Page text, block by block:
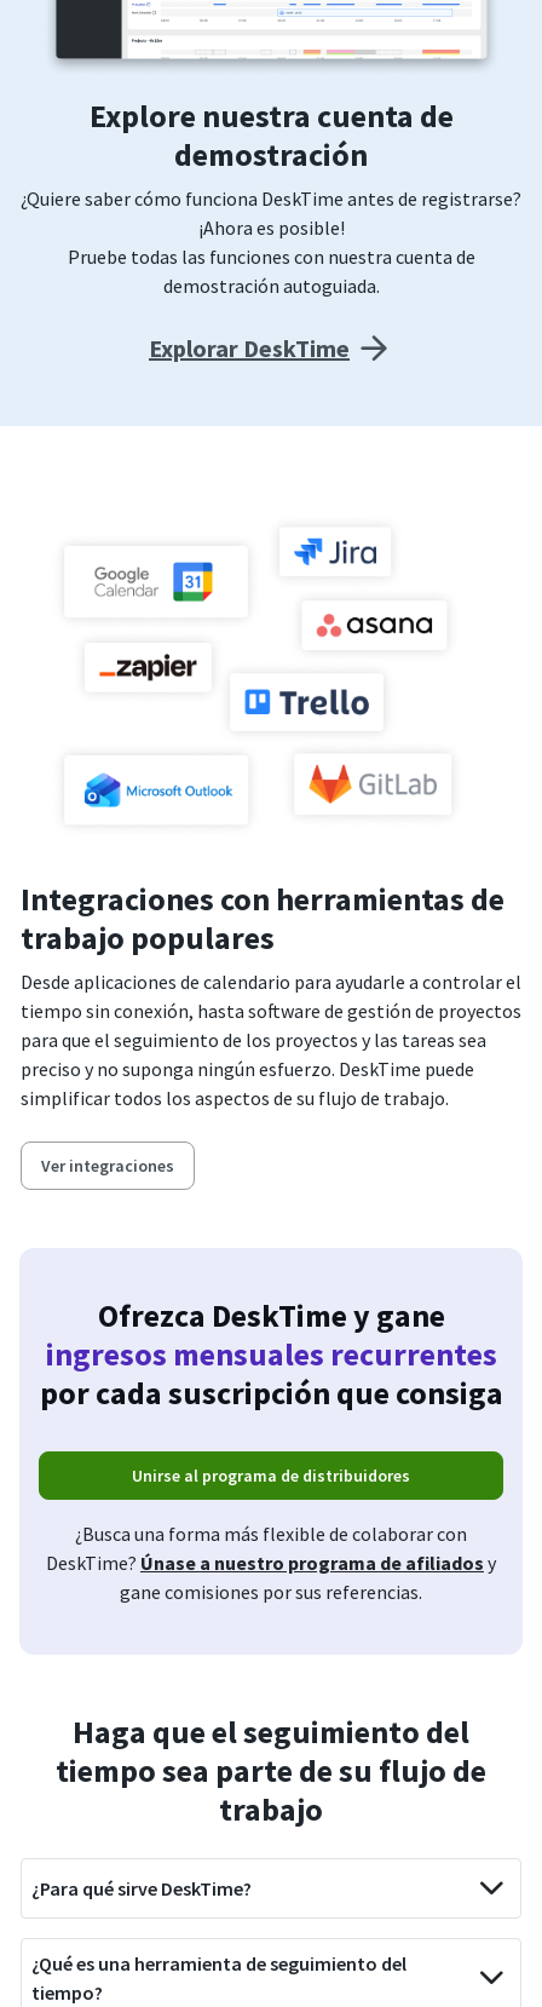
Explore nuestra cuenta de
demostración
¿Quiere saber cómo funciona DeskTime antes de registrarse?
¡Ahora es posible!
Pruebe todas las funciones con nuestra cuenta de
demostración autoguiada.
Explorar DeskTime
Integraciones con herramientas de
trabajo populares
Desde aplicaciones de calendario para ayudarle a controlar el
tiempo sin conexión, hasta software de gestión de proyectos
para que el seguimiento de los proyectos y las tareas sea
preciso y no suponga ningún esfuerzo. DeskTime puede
simplificar todos los aspectos de su flujo de trabajo.
Ver integraciones
Ofrezca DeskTime y gane
ingresos mensuales recurrentes
por cada suscripción que consiga
Unirse al programa de distribuidores
¿Busca una forma más flexible de colaborar con
DeskTime? Únase a nuestro programa de afiliados y
gane comisiones por sus referencias.
Haga que el seguimiento del
tiempo sea parte de su flujo de
trabajo
¿Para qué sirve DeskTime?
¿Qué es una herramienta de seguimiento del
tiempo?